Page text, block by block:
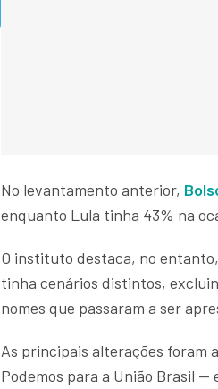
No levantamento anterior,
enquanto Lula tinha 43% na
O instituto destaca, no
tinha cenários distintos,
nomes que passaram a ser
As principais alterações foram
Podemos para a União Brasil —